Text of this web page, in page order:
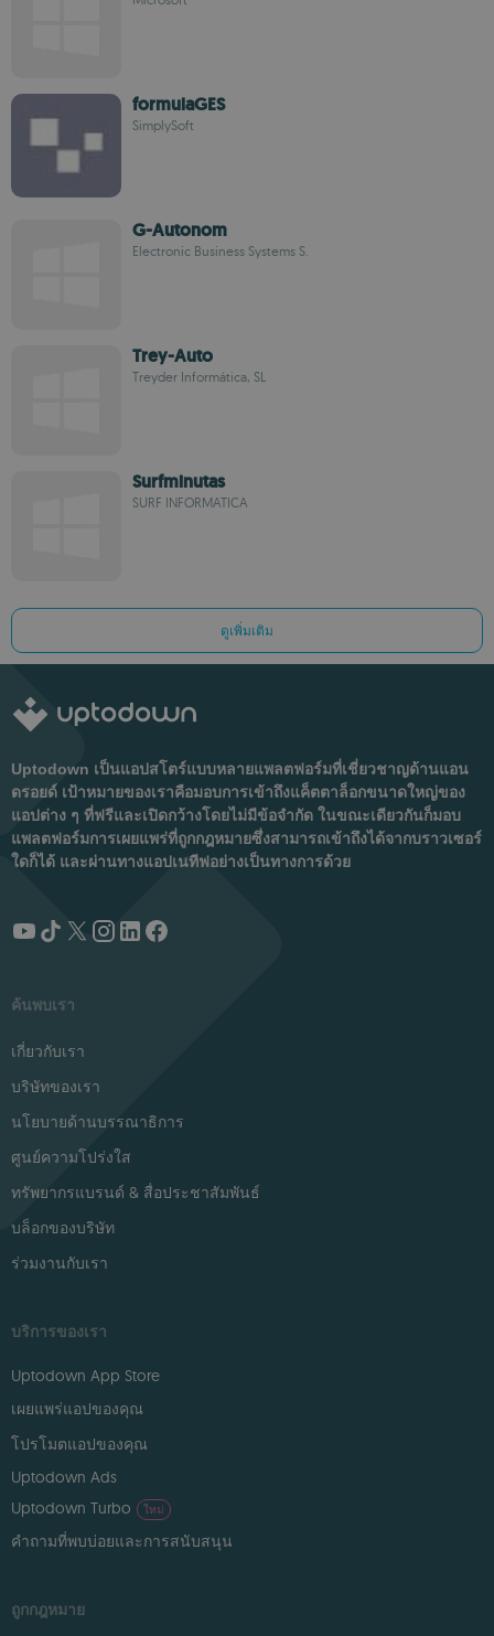
formulaGES
SimplySoft
G-Autonom
Electronic Business Systems S.
Trey-Auto
Treyder Informática, SL
Surfminutas
SURF INFORMATICA
ดูเพิ่มเติม
Uptodown เป็นแอปสโตร์แบบหลายแพลตฟอร์มที่เชี่ยวชาญด้านแอน
ดรอยด์ เป้าหมายของเราคือมอบการเข้าถึงแค็ตตาล็อกขนาดใหญ่ของ
แอปต่าง ๆ ที่ฟรีและเปิดกว้างโดยไม่มีข้อจำกัด ในขณะเดียวกันก็มอบ
แพลตฟอร์มการเผยแพร่ที่ถูกกฎหมายซึ่งสามารถเข้าถึงได้จากบราวเซอร์
ใดก็ได้ และผ่านทางแอปเนทีฟอย่างเป็นทางการด้วย
ค้นพบเรา
เกี่ยวกับเรา
บริษัทของเรา
นโยบายด้านบรรณาธิการ
ศูนย์ความโปร่งใส
ทรัพยากรแบรนด์ & สื่อประชาสัมพันธ์
บล็อกของบริษัท
ร่วมงานกับเรา
บริการของเรา
Uptodown App Store
เผยแพร่แอปของคุณ
โปรโมตแอปของคุณ
Uptodown Ads
Uptodown Turbo
ใหม่
คำถามที่พบบ่อยและการสนับสนุน
ถูกกฎหมาย